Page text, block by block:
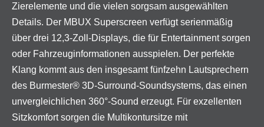
Zierelemente und die vielen sorgsam ausgewählten
Details. Der MBUX Superscreen verfügt serienmäßig
über drei 12,3-Zoll-Displays, die für Entertainment sorgen
oder Fahrzeuginformationen ausspielen. Der perfekte
Klang kommt aus den insgesamt fünfzehn Lautsprechern
des Burmester® 3D-Surround-Soundsystems, das einen
unvergleichlichen 360°-Sound erzeugt. Für exzellenten
Sitzkomfort sorgen die Multikontursitze mit